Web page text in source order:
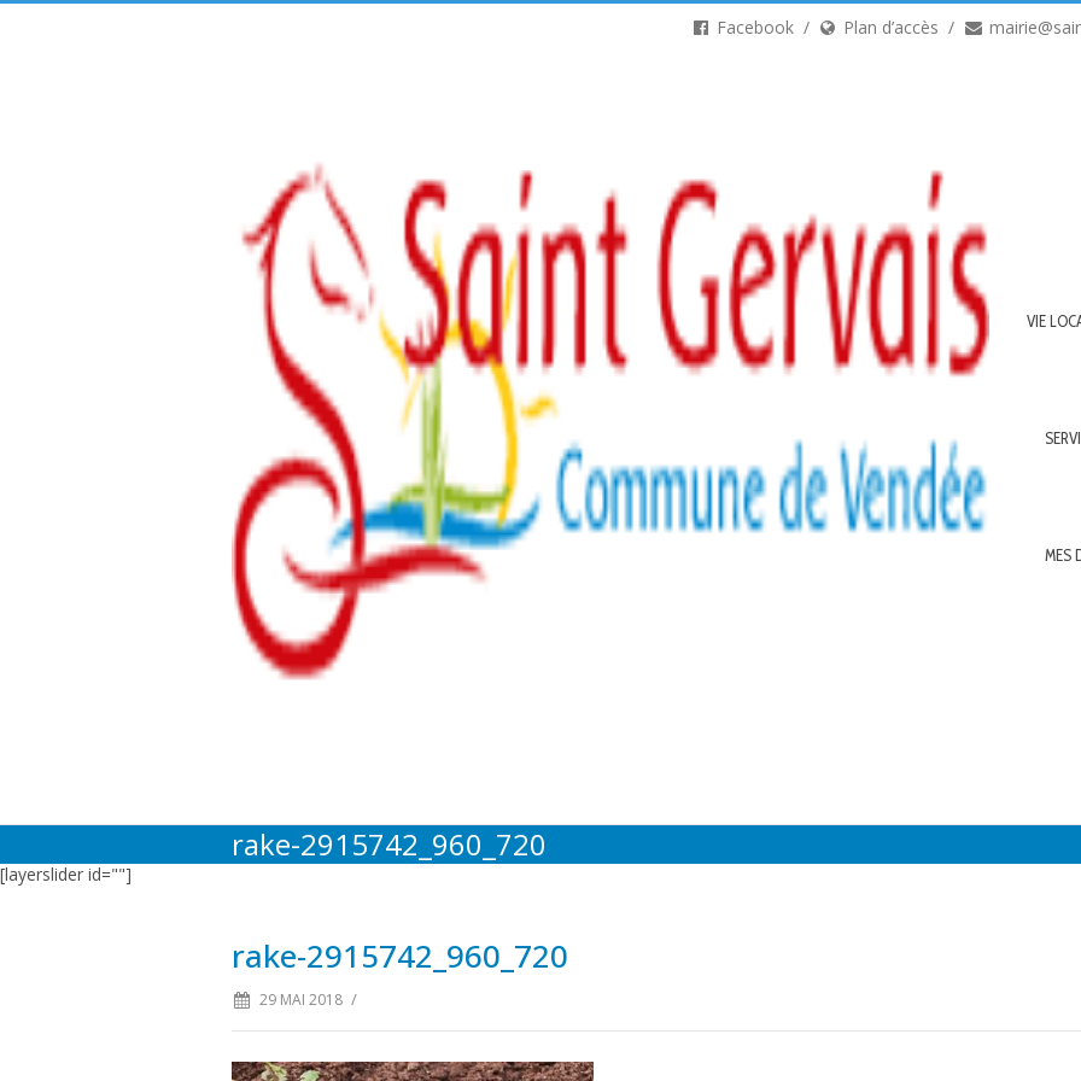
Facebook Plan d’accès
VIE
MES
rake-2915742_960_720
[layerslider id=""]
rake-2915742_960_720
29 MAI 2018 /